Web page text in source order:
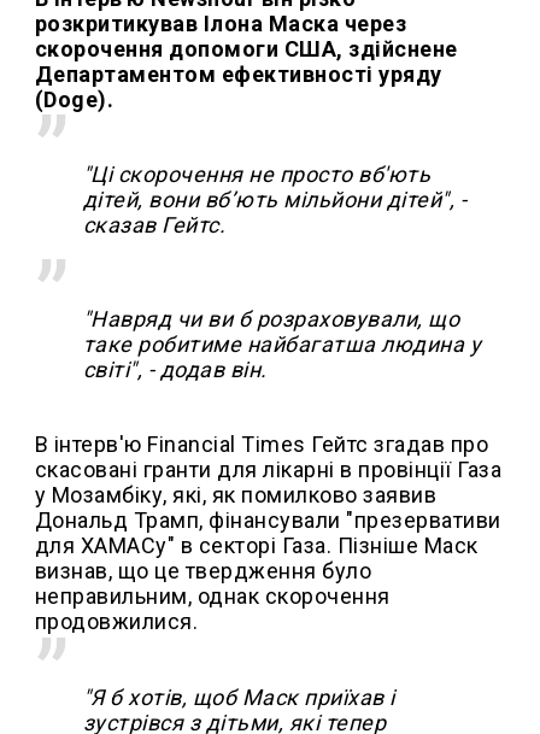
розкритикував Ілона Маска через
скорочення допомоги США, здійснене
Департаментом ефективності уряду
(Doge).
"Ці скорочення не просто вб'ють
дітей, вони вбʼють мільйони дітей", -
сказав Гейтс.
"Навряд чи ви б розраховували, що
таке робитиме найбагатша людина у
світі", - додав він.
В інтерв'ю Financial Times Гейтс згадав про
скасовані гранти для лікарні в провінції Газа
у Мозамбіку, які, як помилково заявив
Дональд Трамп, фінансували "презервативи
для ХАМАСу" в секторі Газа. Пізніше Маск
визнав, що це твердження було
неправильним, однак скорочення
продовжилися.
"Я б хотів, щоб Маск приїхав і
зустрівся з дітьми, які тепер